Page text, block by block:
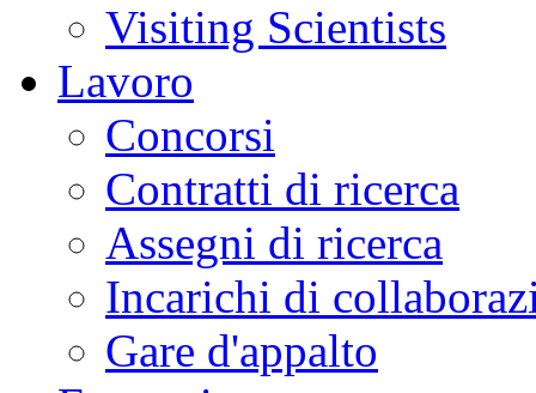
Visiting Scientists
Lavoro
Concorsi
Contratti di ricerca
Assegni di ricerca
Incarichi di
Gare d'appalto